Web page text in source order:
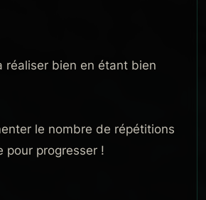
réaliser bien en étant bien
le nombre de répétitions
pour progresser !